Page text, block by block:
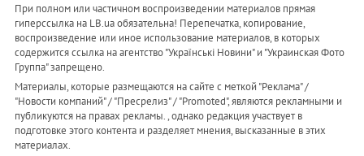
При полном или частичном воспроизведении материалов прямая
гиперссылка на LB.ua обязательна! Перепечатка, копирование,
воспроизведение или иное использование материалов, в которых
содержится ссылка на агентство "Українськi Новини" и "Украинская Фото
Группа" запрещено.
Материалы, которые размещаются на сайте с меткой "Реклама" /
"Новости компаний" / "Пресрелиз" / "Promoted", являются рекламными и
публикуются на правах рекламы. , однако редакция участвует в
подготовке этого контента и разделяет мнения, высказанные в этих
материалах.